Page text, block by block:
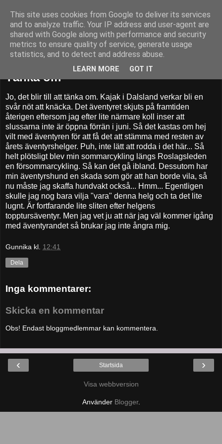
52adventures
Tänka om
Jo, det blir till att tänka om. Kajak i Dalsland verkar bli en
svår nöt att knäcka. Det äventyret skjuts på framtiden
återigen eftersom jag efter lite närmare koll inser att
slussarna inte är öppna förrän i juni. Så det kastas om hej
vilt med äventyren för att få det att stämma med resten av
årets äventyrshelger. Puh, inte lätt att rodda i det här... Så
helt plötsligt blev min sommarcykling längs Roslagsleden
en försommarcykling. Så kan det gå ibland. Dessutom har
min äventyrshund en skada som gör att han borde vila, så
nu måste jag skaffa hundvakt också... Hmm... Egentligen
skulle jag nog bara vilja "vara" denna helg och ta det lite
lugnt. Är fortfarande lite sliten efter helgens
topptursäventyr. Men jag vet ju att när jag väl kommer igång
med äventyrandet så brukar jag inte ångra mig.
Gunnika kl. 12:41
Dela
Inga kommentarer:
Skicka en kommentar
Obs! Endast bloggmedlemmar kan kommentera.
‹ ›
Startsida
Visa webbversion
Använder Blogger.
This site uses cookies from Google to deliver its services
and to analyze traffic. Your IP address and user-agent are
shared with Google along with performance and security
metrics to ensure quality of service, generate usage
statistics, and to detect and address abuse.
LEARN MORE GOT IT